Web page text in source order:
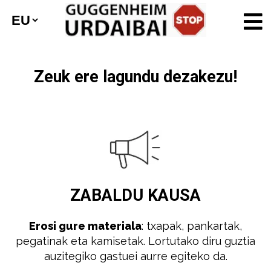
Zeuk ere lagundu dezakezu!
ZABALDU KAUSA
Erosi gure materiala: txapak, pankartak,
pegatinak eta kamisetak. Lortutako diru guztia
auzitegiko gastuei aurre egiteko da.